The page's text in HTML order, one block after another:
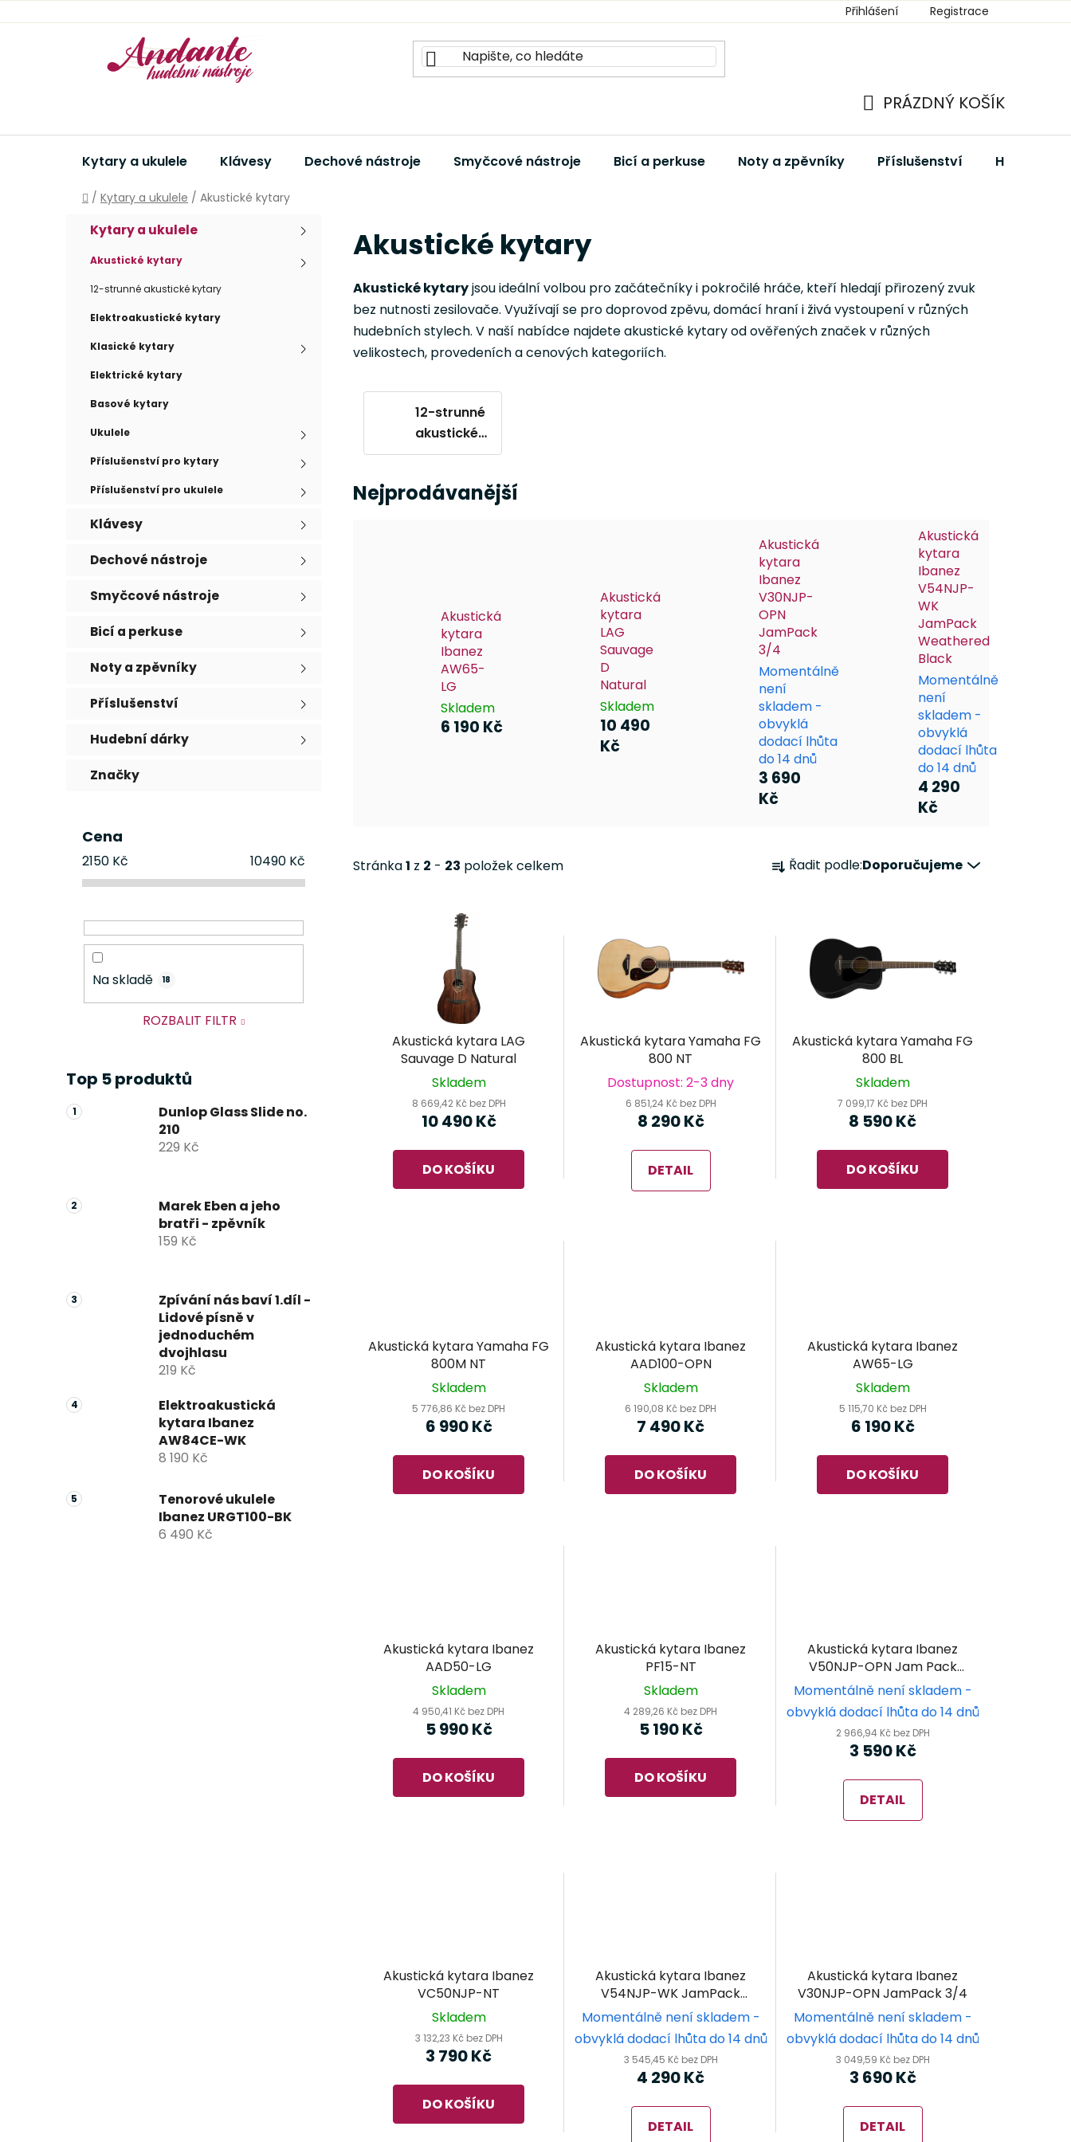
na
Přihlášení Registrace
KOŠÍK
PRÁZDNÝ KOŠÍK
Kytary a ukulele Klávesy Dechové nástroje Smyčcové nástroje Bicí a perkuse Noty a zpěvníky Příslušenství Hudební
Domů
/ Kytary a ukulele / Akustické kytary
Přeskočit
kategorie
Kytary a ukulele
Akustické kytary
12-strunné akustické kytary
Elektroakustické kytary
Klasické kytary
Elektrické kytary
Basové kytary
Ukulele
Příslušenství pro kytary
Příslušenství pro ukulele
Klávesy
Dechové nástroje
Smyčcové nástroje
Bicí a perkuse
Noty a zpěvníky
Příslušenství
Hudební dárky
Značky
Cena
2150 Kč 10490 Kč
Na skladě 18
ROZBALIT FILTR
Top 5 produktů
Dunlop Glass Slide no.
210
229 Kč
Marek Eben a jeho
bratři - zpěvník
159 Kč
Zpívání nás baví 1.díl -
Lidové písně v
jednoduchém
dvojhlasu
219 Kč
Elektroakustická
kytara Ibanez
AW84CE-WK
8 190 Kč
Tenorové ukulele
Ibanez URGT100-BK
6 490 Kč
Akustické kytary
Akustické kytaryjsou ideální volbou pro začátečníky i pokročilé hráče, kteří hledají přirozený zvuk
bez nutnosti zesilovače. Využívají se pro doprovod zpěvu, domácí hraní i živá vystoupení v různých
hudebních stylech. V naší nabídce najdete akustické kytary od ověřených značek v různých
velikostech, provedeních a cenových kategoriích.
12-strunné
akustické
kytary
Nejprodávanější
Akustická
kytara
Ibanez
AW65-
LG
Skladem
6 190 Kč
Akustická
kytara
LAG
Sauvage
D
Natural
Skladem
10 490
Kč
Akustická
kytara
Ibanez
V30NJP-
OPN
JamPack
3/4
Momentálně
není
skladem -
obvyklá
dodací lhůta
do 14 dnů
3 690
Kč
Akustická
kytara
Ibanez
V54NJP-
WK
JamPack
Weathered
Black
Momentálně
není
skladem -
obvyklá
dodací lhůta
do 14 dnů
4 290
Kč
Stránka1 z 2 - 23 položek celkem a
n
Řadit podle:Doporučujeme
Akustická kytara LAG
Sauvage D Natural
Skladem
8 669,42 Kč bez DPH
10 490 Kč
DO KOŠÍKU
Akustická kytara Yamaha FG
800 NT
Dostupnost: 2-3 dny
6 851,24 Kč bez DPH
8 290 Kč
DETAIL
Akustická kytara Yamaha FG
800 BL
Skladem
7 099,17 Kč bez DPH
8 590 Kč
DO KOŠÍKU
Akustická kytara Yamaha FG
800M NT
Skladem
5 776,86 Kč bez DPH
6 990 Kč
DO KOŠÍKU
Akustická kytara Ibanez
AAD100-OPN
Skladem
6 190,08 Kč bez DPH
7 490 Kč
DO KOŠÍKU
Akustická kytara Ibanez
AW65-LG
Skladem
5 115,70 Kč bez DPH
6 190 Kč
DO KOŠÍKU
Akustická kytara Ibanez
AAD50-LG
Skladem
4 950,41 Kč bez DPH
5 990 Kč
DO KOŠÍKU
Akustická kytara Ibanez
PF15-NT
Skladem
4 289,26 Kč bez DPH
5 190 Kč
DO KOŠÍKU
Akustická kytara Ibanez
V50NJP-OPN Jam Pack
Natural
Momentálně není skladem -
obvyklá dodací lhůta do 14 dnů
2 966,94 Kč bez DPH
3 590 Kč
DETAIL
Akustická kytara Ibanez
VC50NJP-NT
Skladem
3 132,23 Kč bez DPH
3 790 Kč
DO KOŠÍKU
Akustická kytara Ibanez
V54NJP-WK JamPack
Weathered Black
Momentálně není skladem -
obvyklá dodací lhůta do 14 dnů
3 545,45 Kč bez DPH
4 290 Kč
DETAIL
Akustická kytara Ibanez
V30NJP-OPN JamPack 3/4
Momentálně není skladem -
obvyklá dodací lhůta do 14 dnů
3 049,59 Kč bez DPH
3 690 Kč
DETAIL